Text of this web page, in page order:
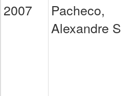
2007
Pacheco,
Alexandre S